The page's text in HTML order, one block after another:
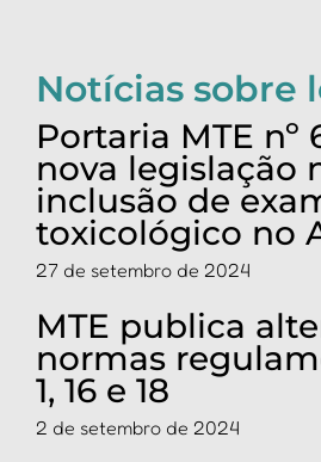
Notícias sobre
Portaria MTE nº
nova legislação
inclusão de
toxicológico no
27 de setembro de 2024
MTE publica
normas
1, 16 e 18
2 de setembro de 2024